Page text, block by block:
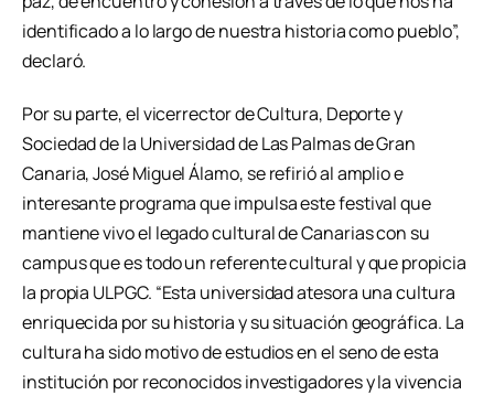
identificado a lo largo de nuestra historia como pueblo”,
declaró.
Por su parte, el vicerrector de Cultura, Deporte y
Sociedad de la Universidad de Las Palmas de Gran
Canaria, José Miguel Álamo, se refirió al amplio e
interesante programa que impulsa este festival que
mantiene vivo el legado cultural de Canarias con su
campus que es todo un referente cultural y que propicia
la propia ULPGC. “Esta universidad atesora una cultura
enriquecida por su historia y su situación geográfica. La
cultura ha sido motivo de estudios en el seno de esta
institución por reconocidos investigadores y la vivencia